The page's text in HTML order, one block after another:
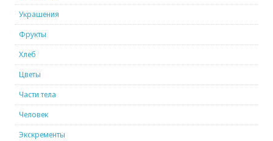
Украшения
Фрукты
Хлеб
Цветы
Части тела
Человек
Экскременты